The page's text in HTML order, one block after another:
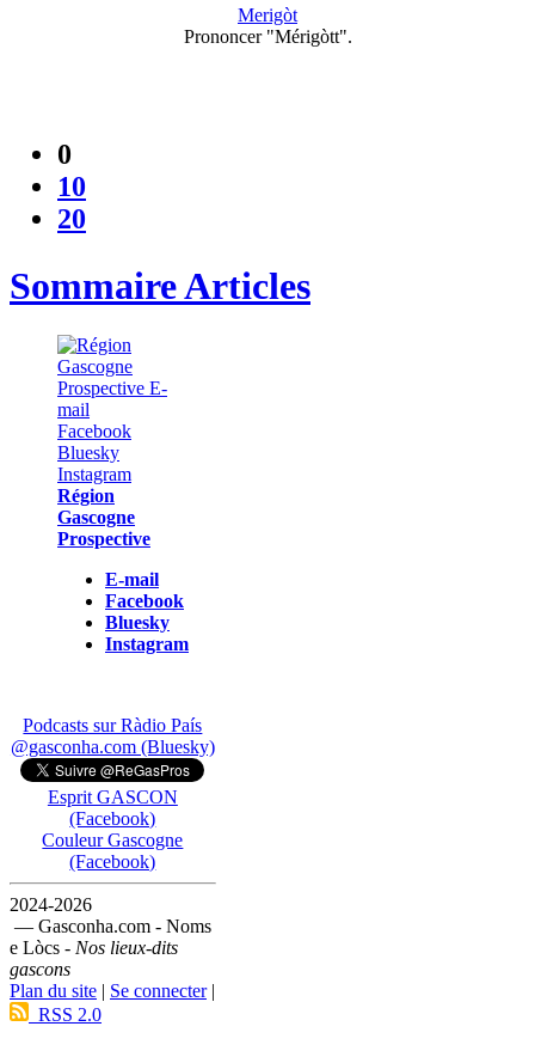
Merigòt
Prononcer "Mérigòtt".
0
10
20
Sommaire Articles
Région
Gascogne
Prospective
E-mail
Facebook
Bluesky
Instagram
Podcasts sur Ràdio País
@gasconha.com (Bluesky)
Esprit GASCON
(Facebook)
Couleur Gascogne
(Facebook)
2024-2026
— Gasconha.com - Noms
e Lòcs - Nos lieux-dits
gascons
Plan du site | Se connecter|
RSS 2.0